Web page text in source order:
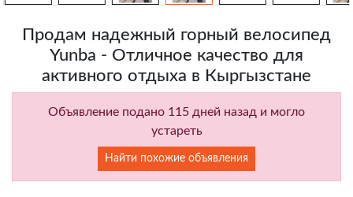
Продам надежный горный велосипед
Yunba - Отличное качество для
активного отдыха в Кыргызстане
Объявление подано 115 дней назад и могло
устареть
Найти похожие объявления